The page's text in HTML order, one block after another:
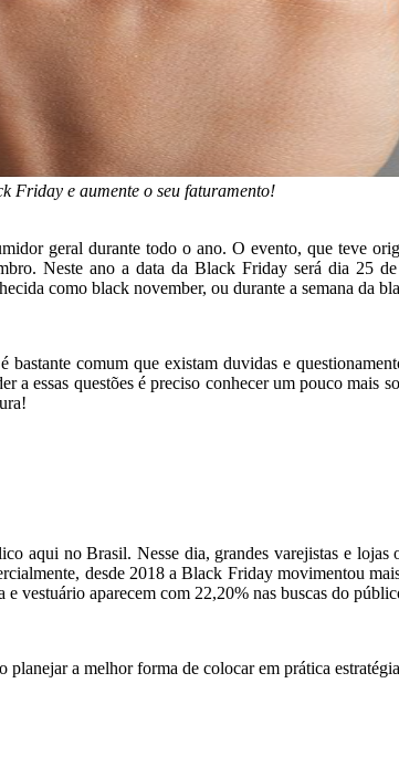
Friday e aumente o seu faturamento!
geral durante todo o ano. O evento, que teve
Neste ano a data da Black Friday será dia 25
como black november, ou durante a semana da
comum que existam duvidas e
essas questões é preciso conhecer um pouco mais
aqui no Brasil. Nesse dia, grandes varejistas e lojas
desde 2018 a Black Friday movimentou
vestuário aparecem com 22,20% nas buscas do
a melhor forma de colocar em prática